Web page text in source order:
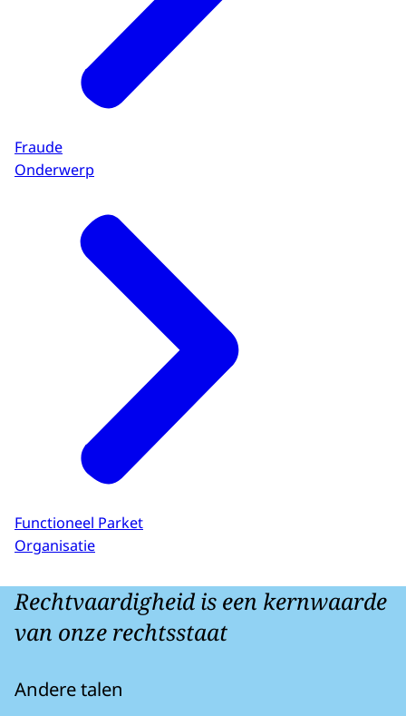
Fraude
Onderwerp
Functioneel Parket
Organisatie
Rechtvaardigheid is een kernwaarde
van onze rechtsstaat
Andere talen